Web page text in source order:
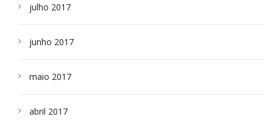
julho 2017
junho 2017
maio 2017
abril 2017